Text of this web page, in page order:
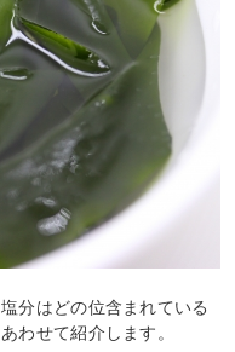
分はどの位含まれている
わせて紹介します。